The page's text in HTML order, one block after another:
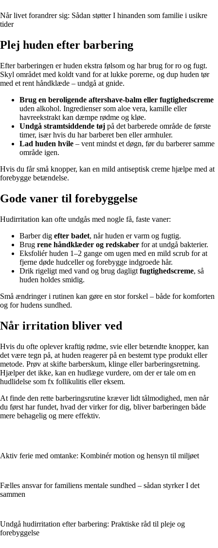
Når livet forandrer sig: Sådan støtter I hinanden som familie i usikre
tider
Plej huden efter barbering
Efter barberingen er huden ekstra følsom og har brug for ro og fugt.
Skyl området med koldt vand for at lukke porerne, og dup huden tør
med et rent håndklæde – undgå at gnide.
Brug en beroligende aftershave-balm eller fugtighedscreme
uden alkohol. Ingredienser som aloe vera, kamille eller
havreekstrakt kan dæmpe rødme og kløe.
Undgå stramtsiddende tøj på det barberede område de første
timer, især hvis du har barberet ben eller armhuler.
Lad huden hvile – vent mindst et døgn, før du barberer samme
område igen.
Hvis du får små knopper, kan en mild antiseptisk creme hjælpe med at
forebygge betændelse.
Gode vaner til forebyggelse
Hudirritation kan ofte undgås med nogle få, faste vaner:
Barber dig efter badet, når huden er varm og fugtig.
Brug rene håndklæder og redskaber for at undgå bakterier.
Eksfoliér huden 1–2 gange om ugen med en mild scrub for at
fjerne døde hudceller og forebygge indgroede hår.
Drik rigeligt med vand og brug dagligt fugtighedscreme, så
huden holdes smidig.
Små ændringer i rutinen kan gøre en stor forskel – både for komforten
og for hudens sundhed.
Når irritation bliver ved
Hvis du ofte oplever kraftig rødme, svie eller betændte knopper, kan
det være tegn på, at huden reagerer på en bestemt type produkt eller
metode. Prøv at skifte barberskum, klinge eller barberingsretning.
Hjælper det ikke, kan en hudlæge vurdere, om der er tale om en
hudlidelse som fx follikulitis eller eksem.
At finde den rette barberingsrutine kræver lidt tålmodighed, men når
du først har fundet, hvad der virker for dig, bliver barberingen både
mere behagelig og mere effektiv.
Aktiv ferie med omtanke: Kombinér motion og hensyn til miljøet
Fælles ansvar for familiens mentale sundhed – sådan styrker I det
sammen
Undgå hudirritation efter barbering: Praktiske råd til pleje og
forebyggelse